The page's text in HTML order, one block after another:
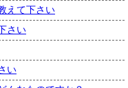
えて下さい
さい
い